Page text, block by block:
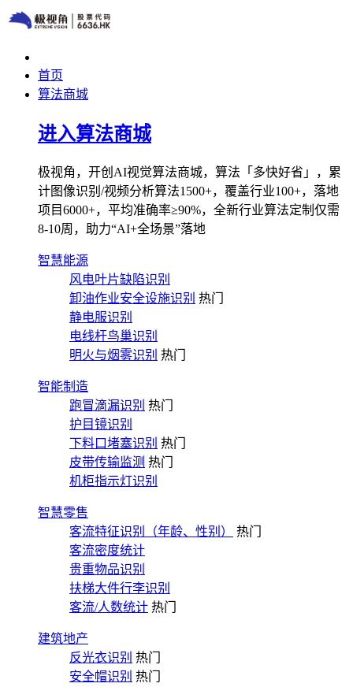
首页
算法商城
进入算法商城
极视角，开创AI视觉算法商城，算法「多快好省」，累
计图像识别/视频分析算法1500+，覆盖行业100+，落地
项目6000+，平均准确率≥90%，全新行业算法定制仅需
8-10周，助力“AI+全场景”落地
智慧能源
风电叶片缺陷识别
卸油作业安全设施识别 热门
静电服识别
电线杆鸟巢识别
明火与烟雾识别 热门
智能制造
跑冒滴漏识别 热门
护目镜识别
下料口堵塞识别 热门
皮带传输监测 热门
机柜指示灯识别
智慧零售
客流特征识别（年龄、性别）
热门
客流密度统计
贵重物品识别
扶梯大件行李识别
客流/人数统计 热门
建筑地产
反光衣识别 热门
安全帽识别 热门